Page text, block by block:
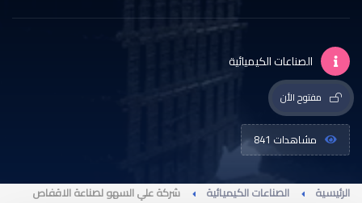
الصناعات الكيميائية
مفتوح الأن
مشاهدات 841
الرئيسية الصناعات الكيميائية شركة علي السهو لصناعة الاقفاص